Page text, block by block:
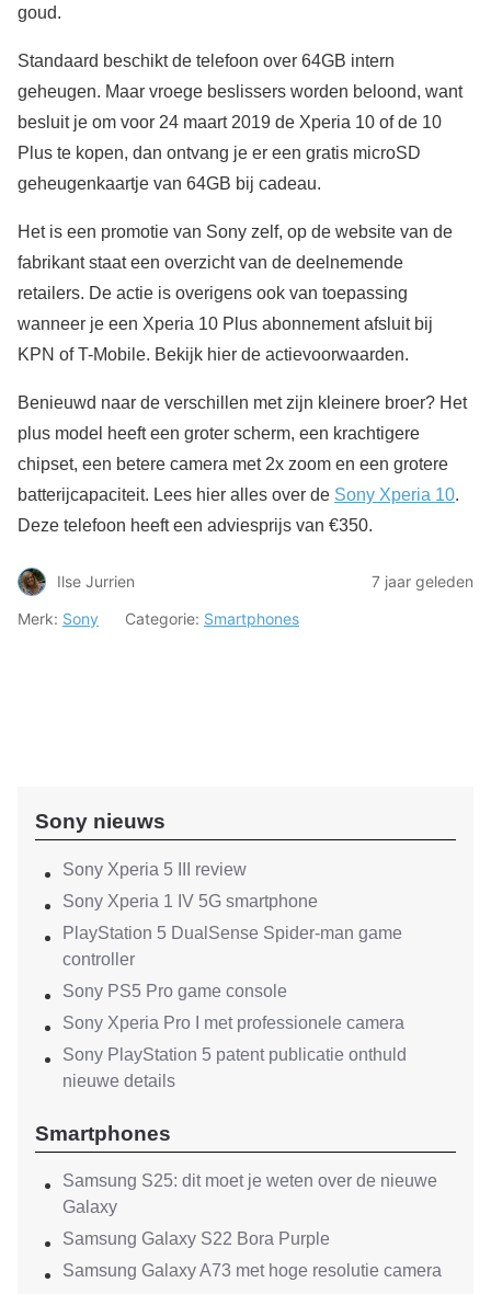
goud.
Standaard beschikt de telefoon over 64GB intern
geheugen. Maar vroege beslissers worden beloond, want
besluit je om voor 24 maart 2019 de Xperia 10 of de 10
Plus te kopen, dan ontvang je er een gratis microSD
geheugenkaartje van 64GB bij cadeau.
Het is een promotie van Sony zelf, op de website van de
fabrikant staat een overzicht van de deelnemende
retailers. De actie is overigens ook van toepassing
wanneer je een Xperia 10 Plus abonnement afsluit bij
KPN of T-Mobile. Bekijk hier de actievoorwaarden.
Benieuwd naar de verschillen met zijn kleinere broer? Het
plus model heeft een groter scherm, een krachtigere
chipset, een betere camera met 2x zoom en een grotere
batterijcapaciteit. Lees hier alles over de Sony Xperia 10.
Deze telefoon heeft een adviesprijs van €350.
Ilse Jurrien
7 jaar geleden
Merk: Sony Categorie: Smartphones
Sony nieuws
Sony Xperia 5 III review
Sony Xperia 1 IV 5G smartphone
PlayStation 5 DualSense Spider-man game
controller
Sony PS5 Pro game console
Sony Xperia Pro I met professionele camera
Sony PlayStation 5 patent publicatie onthuld
nieuwe details
Smartphones
Samsung S25: dit moet je weten over de nieuwe
Galaxy
Samsung Galaxy S22 Bora Purple
Samsung Galaxy A73 met hoge resolutie camera